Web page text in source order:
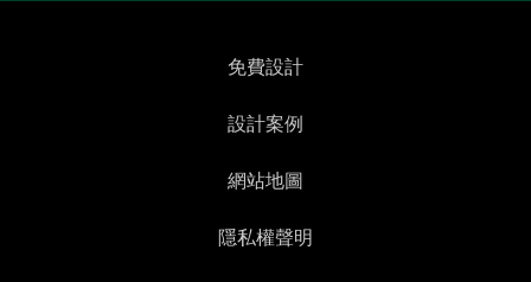
免費設計
設計案例
網站地圖
隱私權聲明